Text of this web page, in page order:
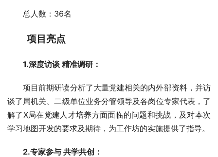
总人数：36名
项目亮点
1.深度访谈 精准调研：
项目前期研读分析了大量党建相关的内外部资料，并访
谈了局机关、二级单位业务分管领导及各岗位专家代表，了
解了X局在党建人才培养方面面临的问题和挑战，及对本次
学习地图开发的要求及期待，为工作坊的实施提供了指导。
2.专家参与 共学共创：